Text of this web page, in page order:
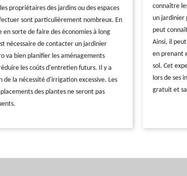
propriétaires des jardins ou des espaces
sont particulièrement nombreux. En
sorte de faire des économies à long
nécessaire de contacter un jardinier
va bien planifier les aménagements
les coûts d'entretien futurs. Il y a
de la nécessité d'irrigation excessive. Les
des plantes ne seront pas
connaître
un jardinier
peut
Ainsi, il
en prenant
sol. Cet
lors de ses
gratuit et